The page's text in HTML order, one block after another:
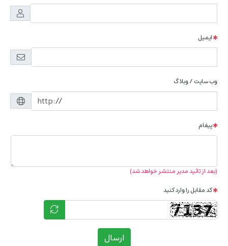
ایمیل
وب سایت / وبلاگ
پیغام
(بعد از تائید مدیر منتشر خواهد شد)
کد مقابل را وارد کنید
ارسال